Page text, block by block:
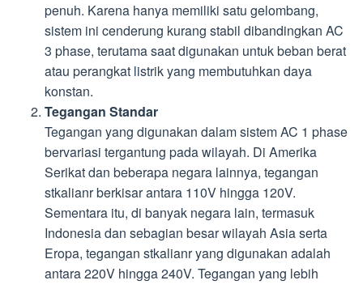
penuh. Karena hanya memiliki satu gelombang,
sistem ini cenderung kurang stabil dibandingkan AC
3 phase, terutama saat digunakan untuk beban berat
atau perangkat listrik yang membutuhkan daya
konstan.
Tegangan Standar
Tegangan yang digunakan dalam sistem AC 1 phase
bervariasi tergantung pada wilayah. Di Amerika
Serikat dan beberapa negara lainnya, tegangan
stkalianr berkisar antara 110V hingga 120V.
Sementara itu, di banyak negara lain, termasuk
Indonesia dan sebagian besar wilayah Asia serta
Eropa, tegangan stkalianr yang digunakan adalah
antara 220V hingga 240V. Tegangan yang lebih